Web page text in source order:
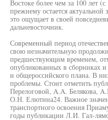
Востоке более чем за 100 лет
прежнему остается актуальной
это ощущает в своей
дальневосточник.
Современный период
свою незначительную
предшествующим временем,
опубликованных в сборниках
и общероссийского плана. В
проблемы. Стоит отметить
Перелоговой, A.A. Белякова,
О.Н. Елютина24. Важное
транспортного освоения
годы публикации Л.И. Гал-